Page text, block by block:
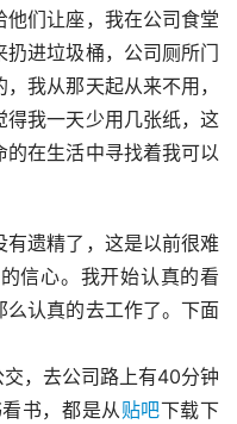
们让座，我在公司食堂
进垃圾桶，公司厕所门
我从那天起从来不用，
得我一天少用几张纸，这
在生活中寻找着我可以
遗精了，这是以前很难
信心。我开始认真的看
么认真的去工作了。下面
，去公司路上有40分钟
书，都是从贴吧下载下